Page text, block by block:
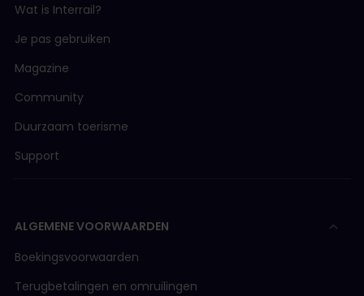
Wat is Interrail?
Je pas gebruiken
Magazine
Community
Duurzaam toerisme
Support
ALGEMENE VOORWAARDEN
Boekingsvoorwaarden
Terugbetalingen en omruilingen